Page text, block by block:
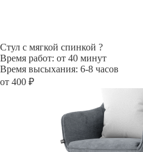
Стул с мягкой спинкой ?
Время работ: от 40 минут
Время высыхания: 6-8 часов
от 400 ₽